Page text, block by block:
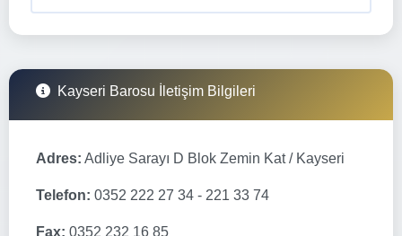
Kayseri Barosu İletişim Bilgileri
Adres: Adliye Sarayı D Blok Zemin Kat / Kayseri
Telefon: 0352 222 27 34 - 221 33 74
Fax: 0352 232 16 85